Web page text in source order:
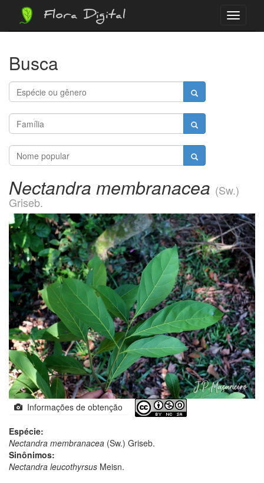
Menu
Flora Digital
Busca
Nectandra membranacea (Sw.)
Griseb.
Informações de obtenção
Espécie:
Nectandra membranacea (Sw.) Griseb.
Sinônimos:
Nectandra leucothyrsus Meisn.